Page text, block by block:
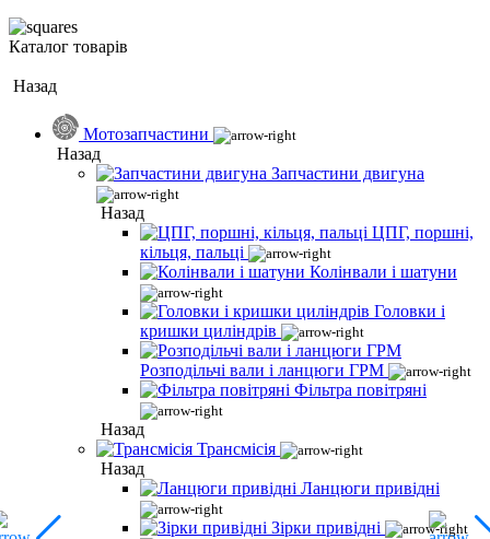
Каталог товарів
Назад
Мотозапчастини
Назад
Запчастини двигуна
Назад
ЦПГ, поршні,
кільця, пальці
Колінвали і шатуни
Головки і
кришки циліндрів
Розподільчі вали і ланцюги ГРМ
Фільтра повітряні
Назад
Трансмісія
Назад
Ланцюги привідні
Зірки привідні